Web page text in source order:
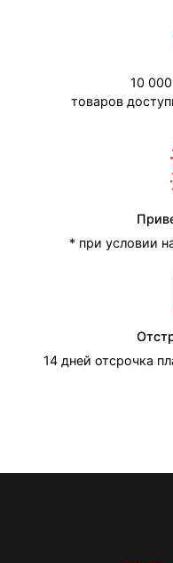
10
товаров
* при условии
14 дней отсрочка